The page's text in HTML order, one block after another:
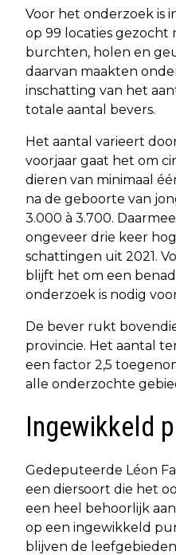
Voor het onderzoek is
op 99 locaties gezocht
burchten, holen en
daarvan maakten
inschatting van het
totale aantal bevers.
Het aantal varieert
voorjaar gaat het om
dieren van minimaal
na de geboorte van
3.000 à 3.700.
ongeveer drie keer
schattingen uit 2021.
blijft het om een
onderzoek is nodig
De bever rukt
provincie. Het aantal
een factor 2,5
alle onderzochte
Ingewikkeld
Gedeputeerde Léon
een diersoort die het
een heel behoorlijk
op een ingewikkeld
blijven de